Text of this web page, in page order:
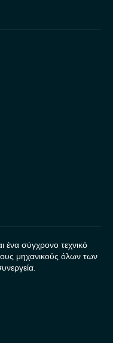
ένα σύγχρονο τεχνικό
μηχανικούς όλων των